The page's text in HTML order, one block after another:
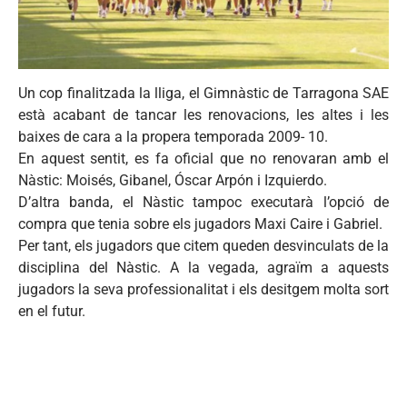
Un cop finalitzada la lliga, el Gimnàstic de Tarragona SAE
està acabant de tancar les renovacions, les altes i les
baixes de cara a la propera temporada 2009- 10.
En aquest sentit, es fa oficial que no renovaran amb el
Nàstic: Moisés, Gibanel, Óscar Arpón i Izquierdo.
D’altra banda, el Nàstic tampoc executarà l’opció de
compra que tenia sobre els jugadors Maxi Caire i Gabriel.
Per tant, els jugadors que citem queden desvinculats de la
disciplina del Nàstic. A la vegada, agraïm a aquests
jugadors la seva professionalitat i els desitgem molta sort
en el futur.